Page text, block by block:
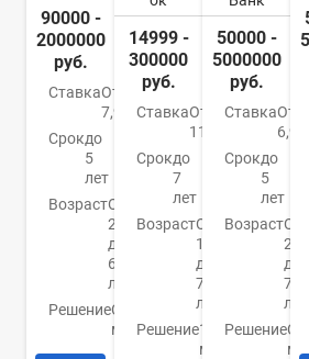
90000 -
2000000
руб.
СтавкаОт
7,99%
Срокдо
5
лет
ВозрастОт
23
до
67
лет
РешениеОт 2
минут
14999 -
300000
руб.
СтавкаОт
11%
Срокдо
7
лет
ВозрастОт
19
до
75
лет
Решение15
минут
50000 -
5000000
руб.
СтавкаОт
6,9%
Срокдо
5
лет
ВозрастОт
20
до
70
лет
РешениеОт